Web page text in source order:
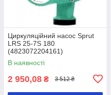
Циркуляційний насос Sprut
LRS 25-7S 180
(4823072204161)
В наявності
2 950,08 ₴ 3 512 ₴